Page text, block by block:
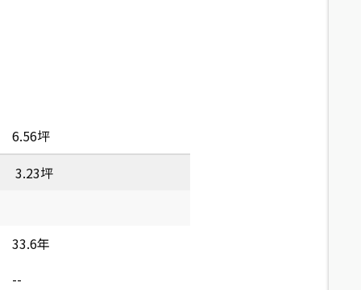
6.56坪
3.23坪
33.6年
--